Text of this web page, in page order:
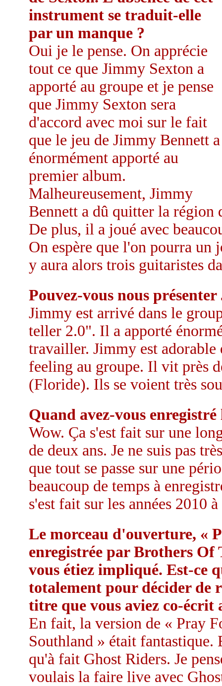
instrument se traduit-elle
par un manque ?
Oui je le pense. On apprécie
tout ce que Jimmy Sexton a
apporté au groupe et je pense
que Jimmy Sexton sera
d'accord avec moi sur le fait
que le jeu de Jimmy Bennett a
énormément apporté au
premier album.
Malheureusement, Jimmy
Bennett a dû quitter la région
De plus, il a joué avec
On espère que l'on pourra
y aura alors trois guitaristes
Pouvez-vous nous
Jimmy est arrivé dans le
teller 2.0". Il a apporté
travailler. Jimmy est adorable
feeling au groupe. Il vit près
(Floride). Ils se voient très
Quand avez-vous
Wow. Ça s'est fait sur une
de deux ans. Je ne suis pas
que tout se passe sur une
beaucoup de temps à
s'est fait sur les années 2010
Le morceau d'ouverture, «
enregistrée par Brothers
vous étiez impliqué. Est-ce
totalement pour décider de
titre que vous aviez co-écrit
En fait, la version de « Pray
Southland » était
qu'à fait Ghost Riders. Je
voulais la faire live avec